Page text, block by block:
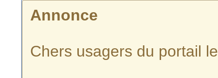
Annonce
Chers usagers du portail